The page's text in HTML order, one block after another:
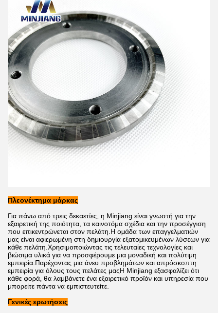
Πλεονέκτημα μάρκας
Για πάνω από τρεις δεκαετίες, η Minjiang είναι γνωστή για την
εξαιρετική της ποιότητα, τα καινοτόμα σχέδια και την προσέγγιση
που επικεντρώνεται στον πελάτη.Η ομάδα των επαγγελματιών
μας είναι αφιερωμένη στη δημιουργία εξατομικευμένων λύσεων για
κάθε πελάτη.Χρησιμοποιώντας τις τελευταίες τεχνολογίες και
βιώσιμα υλικά για να προσφέρουμε μια μοναδική και πολύτιμη
εμπειρία.Παρέχοντας μια άνευ προβλημάτων και απρόσκοπτη
εμπειρία για όλους τους πελάτες μαςΗ Minjiang εξασφαλίζει ότι
κάθε φορά, θα λαμβάνετε ένα εξαιρετικό προϊόν και υπηρεσία που
μπορείτε πάντα να εμπιστευτείτε.
Γενικές ερωτήσεις